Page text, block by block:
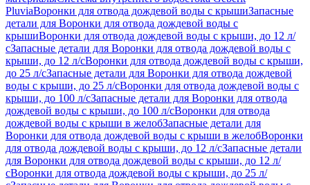
PluviaВоронки для отвода дождевой воды с крышиЗапасные
детали для Воронки для отвода дождевой воды с
крышиВоронки для отвода дождевой воды с крыши, до 12 л/
сЗапасные детали для Воронки для отвода дождевой воды с
крыши, до 12 л/сВоронки для отвода дождевой воды с крыши,
до 25 л/сЗапасные детали для Воронки для отвода дождевой
воды с крыши, до 25 л/сВоронки для отвода дождевой воды с
крыши, до 100 л/сЗапасные детали для Воронки для отвода
дождевой воды с крыши, до 100 л/сВоронки для отвода
дождевой воды с крыши в желобЗапасные детали для
Воронки для отвода дождевой воды с крыши в желобВоронки
для отвода дождевой воды с крыши, до 12 л/сЗапасные детали
для Воронки для отвода дождевой воды с крыши, до 12 л/
сВоронки для отвода дождевой воды с крыши, до 25 л/